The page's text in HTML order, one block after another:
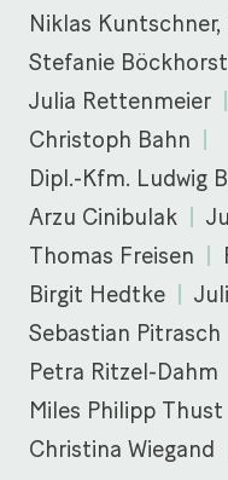
Niklas Kuntschner,
Stefanie Böckhorst
Julia Rettenmeier
Christoph Bahn
Dipl.-Kfm. Ludwig
Arzu Cinibulak
Thomas Freisen
Birgit Hedtke
Sebastian Pitrasch
Petra Ritzel-Dahm
Miles Philipp Thust
Christina Wiegand